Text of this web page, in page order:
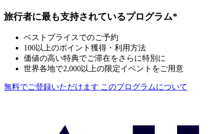
旅行者に最も支持されているプログラム*
ベストプライスでのご予約
100以上のポイント獲得・利用方法
価値の高い特典でご滞在をさらに特別に
世界各地で2,000以上の限定イベントをご用意
無料でご登録いただけます このプログラムについて